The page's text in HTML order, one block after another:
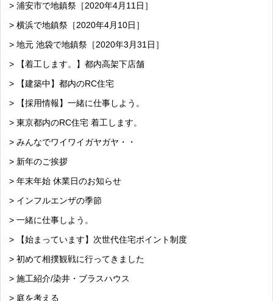
> 浦安市で地鎮祭［2020年4月11日］
> 横浜で地鎮祭［2020年4月10日］
> 地元 池袋で地鎮祭［2020年3月31日］
> 【着工します。】都内高架下店舗
> 【建築中】都内のRC住宅
> 【採用情報】一緒に仕事しよう。
> 東京都内のRC住宅 着工します。
> みんなでワイワイガヤガヤ・・
> 新年のご挨拶
> 年末年始 休業日のお知らせ
> インフルエンザの季節
> 一緒に仕事しよう。
> 【始まっています】次世代住宅ポイント制度
> 初めて相撲観戦に行ってきました
> 施工紹介/染井・ブラスハウス
> 庭を考える